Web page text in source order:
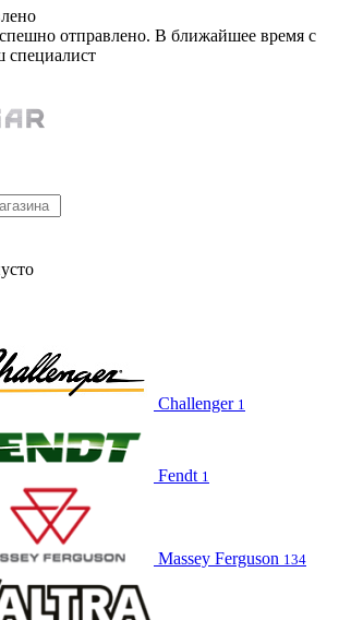
отправлено. В ближайшее время с
специалист
Challenger 1
Fendt 1
Massey Ferguson 134